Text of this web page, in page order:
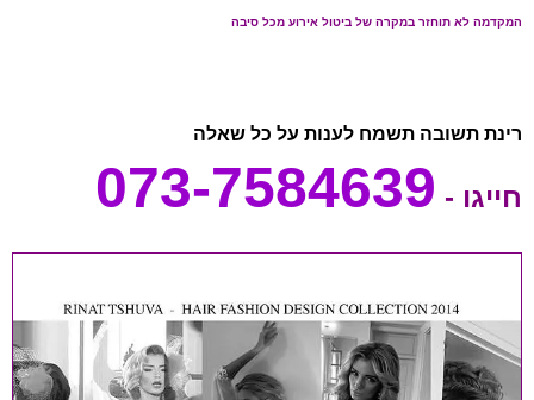
המקדמה לא תוחזר במקרה של ביטול אירוע מכל סיבה
רינת תשובה תשמח לענות על כל שאלה
חייגו - 073-7584639